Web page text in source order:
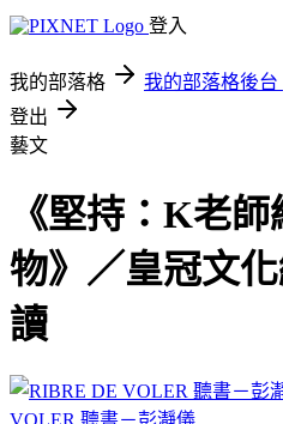
登入
我的部落格 我的部落格後台
登出
藝文
《堅持：K老
物》／皇冠文
讀
VOLER 聽書－彭瀞儀